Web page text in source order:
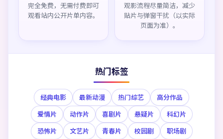
完全免费，无需付费即可
观看站内公开片单内容。
观影流程尽量简洁，减少
贴片与弹窗干扰（以实际
页面为准）。
热门标签
经典电影 最新动漫 热门综艺
高分作品
爱情片
动作片 喜剧片 悬疑片
科幻片
恐怖片
文艺片 青春片 校园剧
职场剧